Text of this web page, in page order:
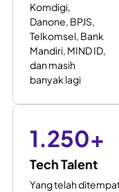
Komdigi,
Danone, BPJS,
Telkomsel, Bank
Mandiri, MIND ID,
dan masih
banyak lagi
1.250+
Tech Talent
Yang telah